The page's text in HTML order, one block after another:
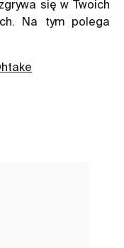
się w Twoich
Na tym polega